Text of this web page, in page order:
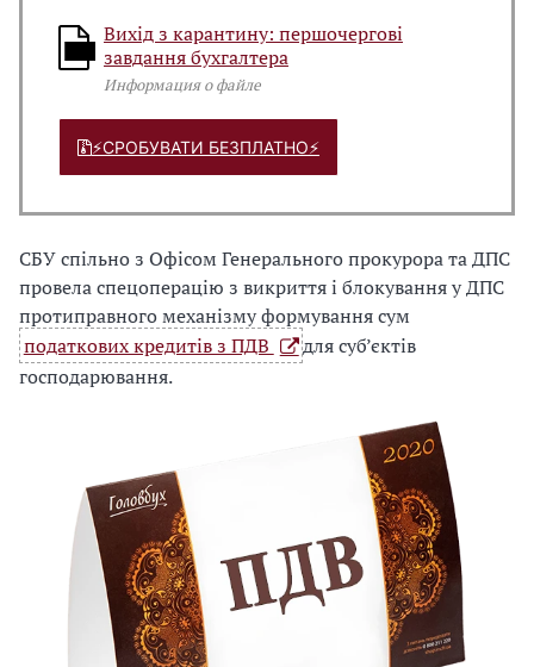
Вихід з карантину: першочергові
завдання бухгалтера
Информация о файле
⚡️СРОБУВАТИ БЕЗПЛАТНО⚡️
СБУ спільно з Офісом Генерального прокурора та ДПС
провела спецоперацію з викриття і блокування у ДПС
протиправного механізму формування сум
податкових кредитів з ПДВ
для суб’єктів
господарювання.